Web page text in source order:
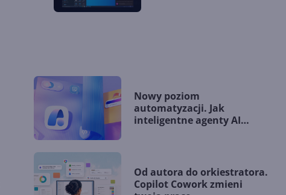
Nowy poziom
automatyzacji. Jak
inteligentne agenty AI
Od autora do orkiestratora.
Copilot Cowork zmieni